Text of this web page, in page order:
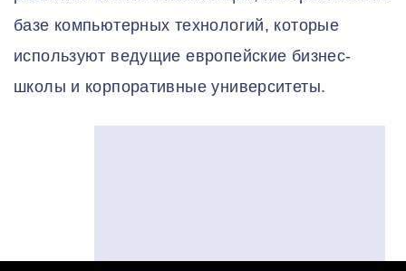
базе компьютерных технологий, которые
используют ведущие европейские бизнес-
школы и корпоративные университеты.